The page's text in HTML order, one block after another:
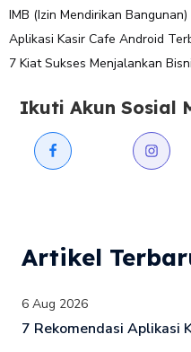
IMB (Izin Mendirikan
Aplikasi Kasir Cafe Android
7 Kiat Sukses Menjalankan
Ikuti Akun Sosial
Artikel
6 Aug 2026
7 Rekomendasi Aplikasi